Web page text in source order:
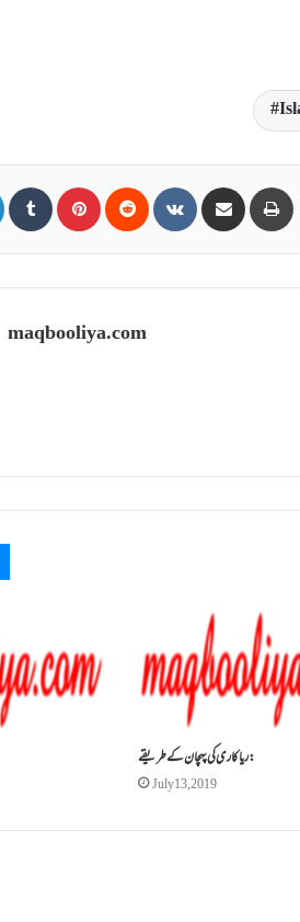
maqbooliya.com
ریاکاری کی پہچان کے طریقے:
July 13, 2019